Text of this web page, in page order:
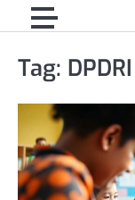
Tag: DPDRI